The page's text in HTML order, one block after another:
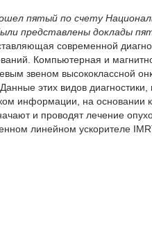
пятый по счету
представлены доклады
современной
Компьютерная и
звеном высококлассной
этих видов
информации, на основании
и проводят лечение
линейном ускорителе